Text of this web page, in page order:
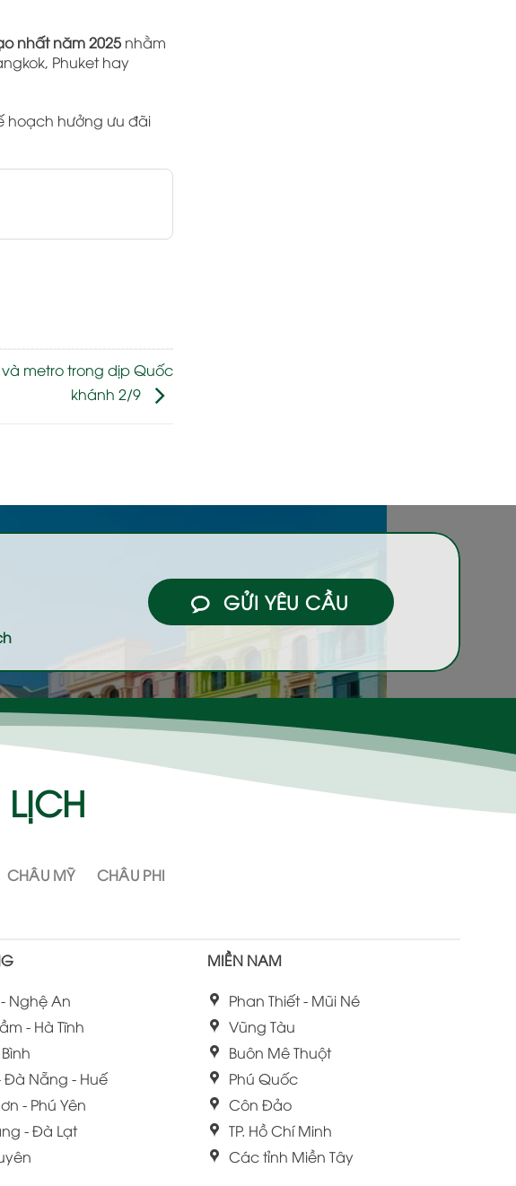
nhất năm 2025 nhằm
Phuket hay
hoạch hưởng ưu đãi
metro trong dịp Quốc
khánh 2/9
GỬI YÊU CẦU
CHÂU MỸ CHÂU PHI
Nghệ An
- Hà Tĩnh
Đà Nẵng - Huế
- Phú Yên
- Đà Lạt
MIỀN NAM
Phan Thiết - Mũi Né
Vũng Tàu
Buôn Mê Thuột
Phú Quốc
Côn Đảo
TP. Hồ Chí Minh
Các tỉnh Miền Tây